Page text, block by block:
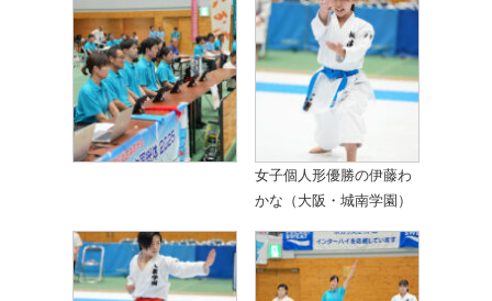
女子個人形優勝の伊藤わ
かな（大阪・城南学園）